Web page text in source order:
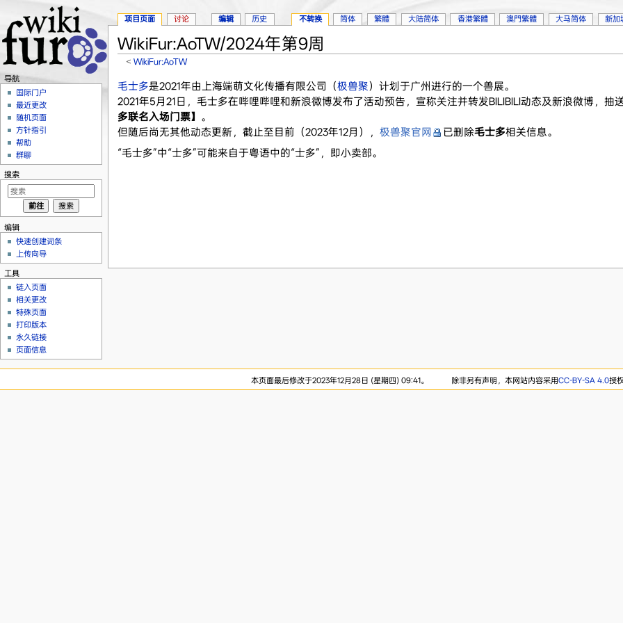
WikiFur:AoTW/2024年第9周
<WikiFur:AoTW
毛士多是2021年由上海端萌文化传播有限公司（极兽聚）计划于广州进行的一个兽展。
2021年5月21日，毛士多在哔哩哔哩和新浪微博发布了活动预告，宣称关注并转发BILIBILI动态及新浪微博，抽
多联名入场门票】 。
但随后尚无其他动态更新，截止至目前（2023年12月）， 极兽聚官网 已删除毛士多相关信息。
“毛士多”中“士多”可能来自于粤语中的“士多”，即小卖部。
项目页面 讨论 编辑 历史 不转换 简体 繁體 大陆简体 香港繁體 澳門繁體 大马简体 新加
导航
国际门户
最近更改
随机页面
方针指引
帮助
群聊
搜索
编辑
快速创建词条
上传向导
工具
链入页面
相关更改
特殊页面
打印版本
永久链接
页面信息
本页面最后修改于2023年12月28日 (星期四) 09:41。 除非另有声明，本网站内容采用CC-BY-SA 4.0授